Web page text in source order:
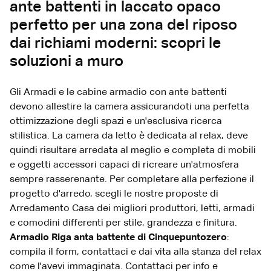
ante battenti in laccato opaco
perfetto per una zona del riposo
dai richiami moderni: scopri le
soluzioni a muro
Gli Armadi e le cabine armadio con ante battenti
devono allestire la camera assicurandoti una perfetta
ottimizzazione degli spazi e un'esclusiva ricerca
stilistica. La camera da letto è dedicata al relax, deve
quindi risultare arredata al meglio e completa di mobili
e oggetti accessori capaci di ricreare un'atmosfera
sempre rasserenante. Per completare alla perfezione il
progetto d'arredo, scegli le nostre proposte di
Arredamento Casa dei migliori produttori, letti, armadi
e comodini differenti per stile, grandezza e finitura.
Armadio Riga anta battente di Cinquepuntozero:
compila il form, contattaci e dai vita alla stanza del relax
come l'avevi immaginata. Contattaci per info e